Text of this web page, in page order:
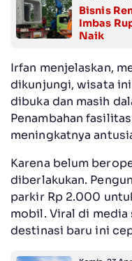
Bisnis
Imbas
Naik
Irfan menjelaskan,
dikunjungi, wisata
dibuka dan masih
Penambahan
meningkatnya
Karena belum
diberlakukan.
parkir Rp 2.000
mobil. Viral di media
destinasi baru ini